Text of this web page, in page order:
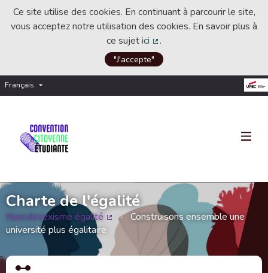
Ce site utilise des cookies. En continuant à parcourir le site,
vous acceptez notre utilisation des cookies. En savoir plus à
ce sujetici
(Lien externe)
.
"J'accepte"
Français Choisir la langue
Charte de l'égalité
#pasdesexisme égalité
(Lien externe)
Construisons ensemble une
université plus égalitaire